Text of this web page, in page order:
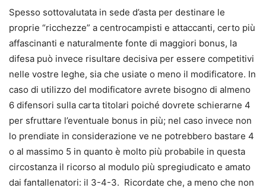
Spesso sottovalutata in sede d’asta per destinare le
proprie “ricchezze” a centrocampisti e attaccanti, certo più
affascinanti e naturalmente fonte di maggiori bonus, la
difesa può invece risultare decisiva per essere competitivi
nelle vostre leghe, sia che usiate o meno il modificatore. In
caso di utilizzo del modificatore avrete bisogno di almeno
6 difensori sulla carta titolari poiché dovrete schierarne 4
per sfruttare l’eventuale bonus in più; nel caso invece non
lo prendiate in considerazione ve ne potrebbero bastare 4
o al massimo 5 in quanto è molto più probabile in questa
circostanza il ricorso al modulo più spregiudicato e amato
dai fantallenatori: il 3-4-3. Ricordate che, a meno che non